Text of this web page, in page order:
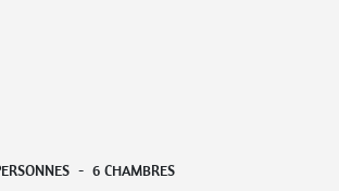
- 6 CHAMBRES